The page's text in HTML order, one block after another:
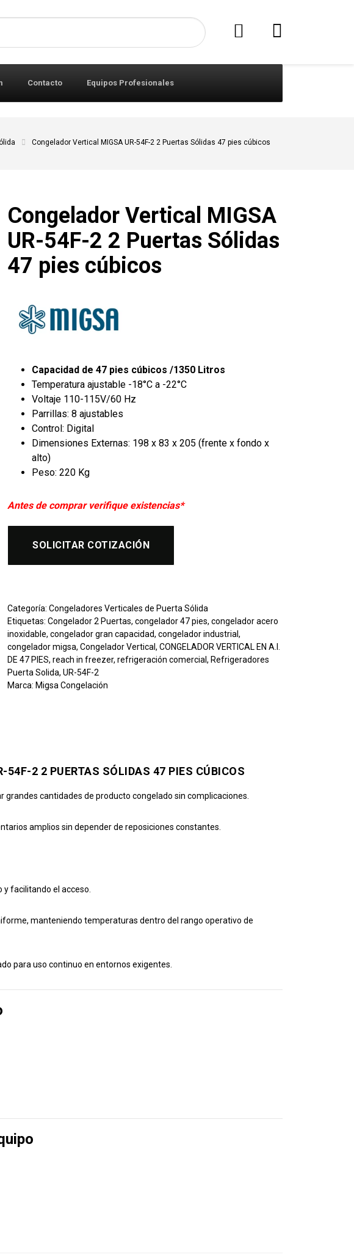
Contacto Equipos Profesionales
Congelador Vertical MIGSA UR-54F-2 2 Puertas Sólidas 47 pies cúbicos
Congelador Vertical MIGSA
UR-54F-2 2 Puertas Sólidas
47 pies cúbicos
Capacidad de 47 pies cúbicos /1350 Litros
Temperatura ajustable -18°C a -22°C
Voltaje 110-115V/60 Hz
Parrillas: 8 ajustables
Control: Digital
Dimensiones Externas: 198 x 83 x 205 (frente x fondo x
alto)
Peso: 220 Kg
Antes de comprar verifique existencias*
SOLICITAR COTIZACIÓN
Categoría:Congeladores Verticales de Puerta Sólida
Etiquetas:Congelador 2 Puertas,congelador 47 pies,congelador acero
inoxidable,congelador gran capacidad,congelador industrial,
congelador migsa,Congelador Vertical,CONGELADOR VERTICAL EN A.I.
DE 47 PIES,reach in freezer,refrigeración comercial, Refrigeradores
Puerta Solida,UR-54F-2
Marca: Migsa Congelación
54F-2 2 PUERTAS SÓLIDAS 47 PIES CÚBICOS
grandes cantidades de producto congelado sin complicaciones.
amplios sin depender de reposiciones constantes.
facilitando el acceso.
manteniendo temperaturas dentro del rango operativo de
para uso continuo en entornos exigentes.